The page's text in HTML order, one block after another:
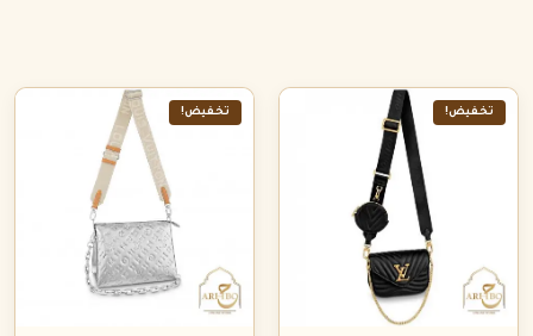
تخفيض! تخفيض!